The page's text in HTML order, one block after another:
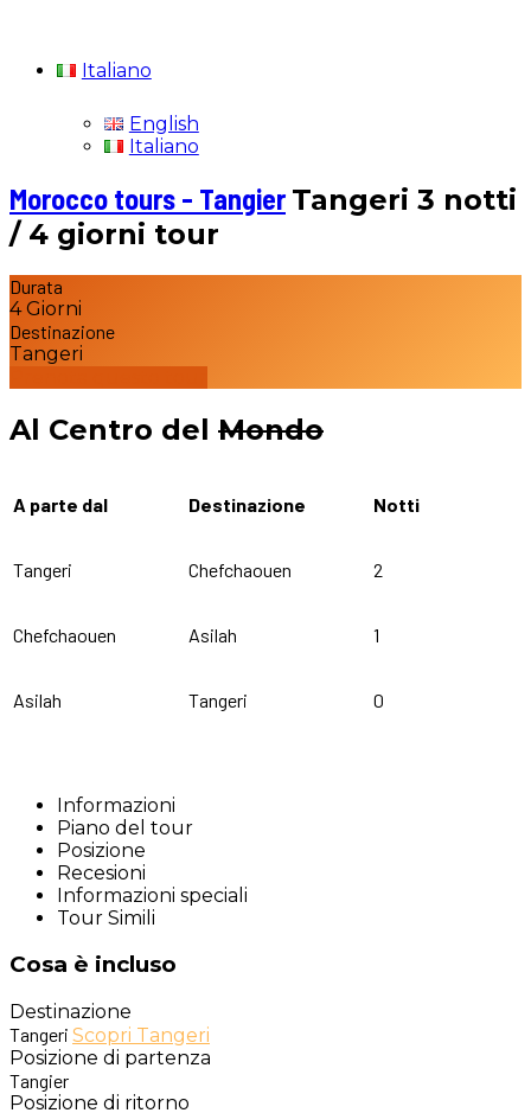
Italiano
English
Italiano
Morocco tours - Tangier Tangeri 3 notti
/ 4 giorni tour
Durata
4 Giorni
Destinazione
Tangeri
Al Centro del Mondo
A parte dal Destinazione Notti
Tangeri Chefchaouen 2
Chefchaouen Asilah 1
Asilah Tangeri 0
Informazioni
Piano del tour
Posizione
Recesioni
Informazioni speciali
Tour Simili
Cosa è incluso
Destinazione
Tangeri Scopri Tangeri
Posizione di partenza
Tangier
Posizione di ritorno